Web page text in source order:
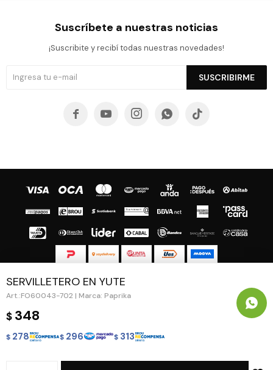
SERVILLETERO EN YUTE
FO60043-702 | Marca: Paprika
$ 348
$ 278 $ 296 $ 313
Suscríbete a nuestras noticias
¡Suscribite y recibí todas nuestras novedades!
SUSCRIBIRME
    
© Copyright 2026 / Guapa - Paprika